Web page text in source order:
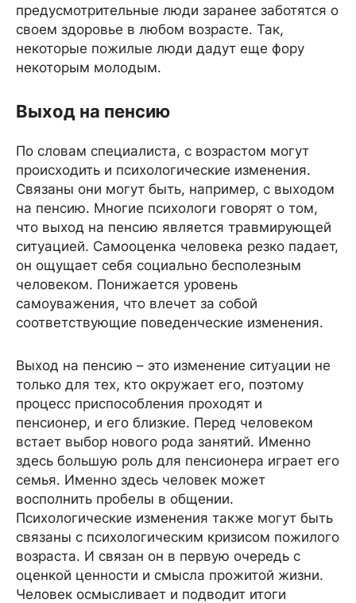
предусмотрительные люди заранее заботятся о
своем здоровье в любом возрасте. Так,
некоторые пожилые люди дадут еще фору
некоторым молодым.
Выход на пенсию
По словам специалиста, с возрастом могут
происходить и психологические изменения.
Связаны они могут быть, например, с выходом
на пенсию. Многие психологи говорят о том,
что выход на пенсию является травмирующей
ситуацией. Самооценка человека резко падает,
он ощущает себя социально бесполезным
человеком. Понижается уровень
самоуважения, что влечет за собой
соответствующие поведенческие изменения.
Выход на пенсию – это изменение ситуации не
только для тех, кто окружает его, поэтому
процесс приспособления проходят и
пенсионер, и его близкие. Перед человеком
встает выбор нового рода занятий. Именно
здесь большую роль для пенсионера играет его
семья. Именно здесь человек может
восполнить пробелы в общении.
Психологические изменения также могут быть
связаны с психологическим кризисом пожилого
возраста. И связан он в первую очередь с
оценкой ценности и смысла прожитой жизни.
Человек осмысливает и подводит итоги